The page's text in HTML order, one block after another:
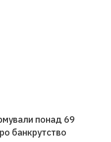
понад 69
банкрутство